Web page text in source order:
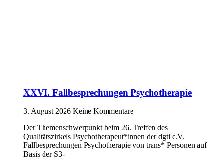
XXVI. Fallbesprechungen Psychotherapie
3. August 2026 Keine Kommentare
Der Themenschwerpunkt beim 26. Treffen des
Qualitätszirkels Psychotherapeut*innen der dgti e.V.
Fallbesprechungen Psychotherapie von trans* Personen auf
Basis der S3-